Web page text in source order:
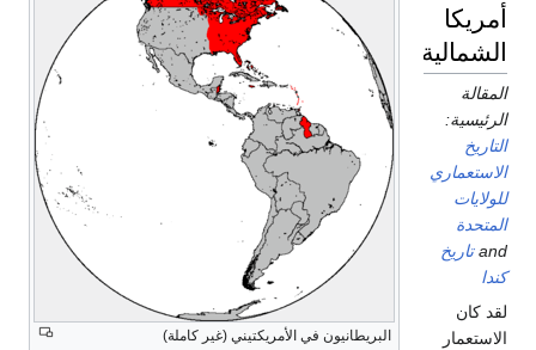
البريطانيون في الأمريكتيني (غير كاملة)
أمريكا
الشمالية
المقالة
الرئيسية:
التاريخ
الاستعماري
للولايات
المتحدة
and تاريخ
كندا
لقد كان
الاستعمار